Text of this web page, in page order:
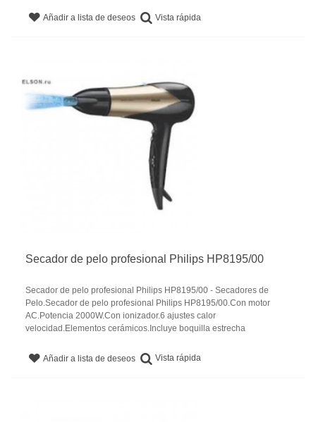
Añadir a lista de deseos Vista rápida
Secador de pelo profesional Philips HP8195/00
Secador de pelo profesional Philips HP8195/00 - Secadores de
Pelo.Secador de pelo profesional Philips HP8195/00.Con motor
AC.Potencia 2000W.Con ionizador.6 ajustes calor
velocidad.Elementos cerámicos.Incluye boquilla estrecha
Añadir a lista de deseos Vista rápida